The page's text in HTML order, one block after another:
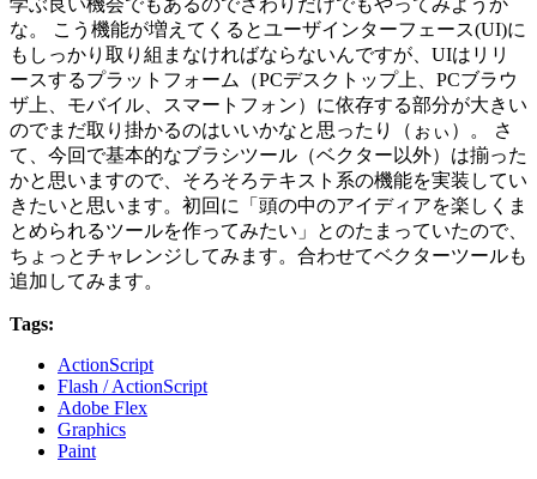
な。 こう機能が増えてくるとユーザインターフェース(UI)に
もしっかり取り組まなければならないんですが、UIはリリ
ースするプラットフォーム（PCデスクトップ上、PCブラウ
ザ上、モバイル、スマートフォン）に依存する部分が大きい
のでまだ取り掛かるのはいいかなと思ったり（ぉぃ）。 さ
て、今回で基本的なブラシツール（ベクター以外）は揃った
かと思いますので、そろそろテキスト系の機能を実装してい
きたいと思います。初回に「頭の中のアイディアを楽しくま
とめられるツールを作ってみたい」とのたまっていたので、
ちょっとチャレンジしてみます。合わせてベクターツールも
追加してみます。
Tags:
ActionScript
Flash / ActionScript
Adobe Flex
Graphics
Paint